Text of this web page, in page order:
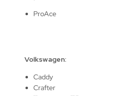
ProAce
Volkswagen:
Caddy
Crafter